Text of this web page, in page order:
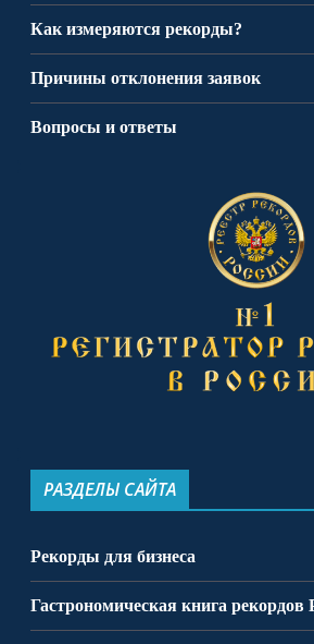
Как измеряются рекорды?
Причины отклонения заявок
Вопросы и ответы
РАЗДЕЛЫ САЙТА
Рекорды для бизнеса
Гастрономическая книга рекордов